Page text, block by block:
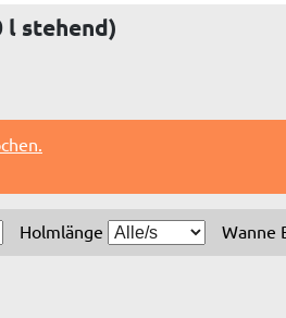
l stehend)
Holmlänge Wanne